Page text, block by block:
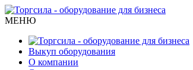
МЕНЮ
Выкуп оборудования
О компании